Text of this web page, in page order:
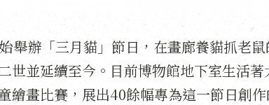
舉辦「三月貓」節日，在畫廊養貓抓老
世並延續至今。目前博物館地下室生活
繪畫比賽，展出40餘幅專為這一節日創作